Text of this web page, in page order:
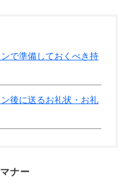
で準備しておくべき持
後に送るお礼状・お礼
ナー